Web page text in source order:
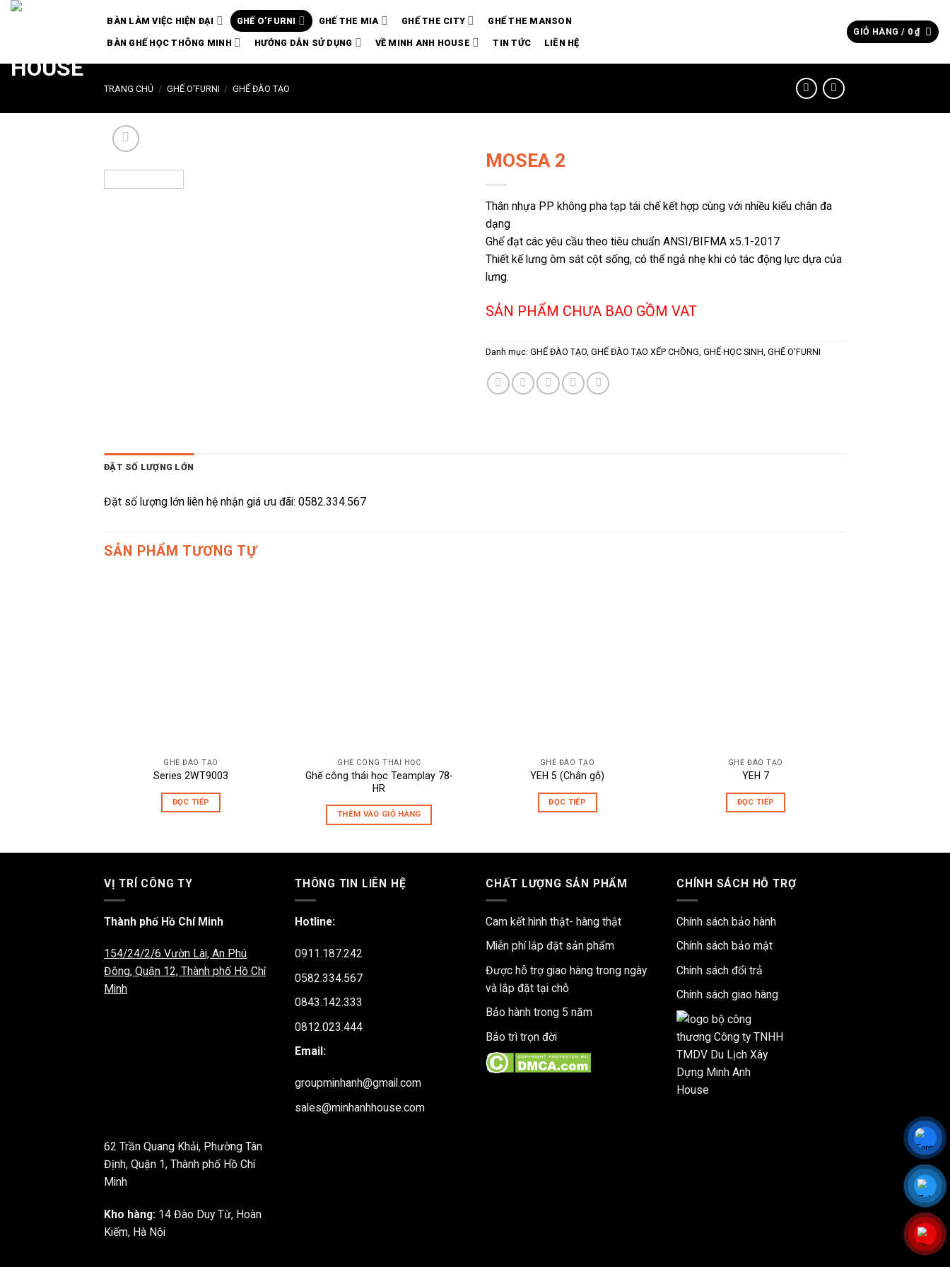
Chuyển
dung
BÀN LÀM VIỆC HIỆN ĐẠI GHẾ O’FURNI GHẾ THE MIA GHẾ THE CITY GHẾ THE MANSON
BÀN GHẾ HỌC THÔNG MINH HƯỚNG DẪN SỬ DỤNG VỀ MINH ANH HOUSE TIN TỨC LIÊN HỆ
GIỎ HÀNG / 0₫
TRANG CHỦ / GHẾ O'FURNI / GHẾ ĐÀO TẠO
MOSEA 2
Thân nhựa PP không pha tạp tái chế kết hợp cùng với nhiều kiểu chân đa
dạng
Ghế đạt các yêu cầu theo tiêu chuẩn ANSI/BIFMA x5.1-2017
Thiết kế lưng ôm sát cột sống, có thể ngả nhẹ khi có tác động lực dựa của
lưng.
SẢN PHẨM CHƯA BAO GỒM VAT
Danh mục: GHẾ ĐÀO TẠO, GHẾ ĐÀO TẠO XẾP CHỒNG, GHẾ HỌC SINH, GHẾ O'FURNI
ĐẶT SỐ LƯỢNG LỚN
Đặt số lượng lớn liên hệ nhận giá ưu đãi: 0582.334.567
SẢN PHẨM TƯƠNG TỰ
GHẾ ĐÀO TẠO
Series 2WT9003
ĐỌC TIẾP
GHẾ CÔNG THÁI HỌC
Ghế công thái học Teamplay 78-
HR
THÊM VÀO GIỎ HÀNG
GHẾ ĐÀO TẠO
YEH 5 (Chân gỗ)
ĐỌC TIẾP
GHẾ ĐÀO TẠO
YEH 7
ĐỌC TIẾP
VỊ TRÍ CÔNG TY
Thành phố Hồ Chí Minh
154/24/2/6 Vườn Lài, An Phú
Đông, Quận 12, Thành phố Hồ Chí
Minh
62 Trần Quang Khải, Phường Tân
Định, Quận 1, Thành phố Hồ Chí
Minh
Kho hàng: 14 Đào Duy Từ, Hoàn
Kiếm, Hà Nội
THÔNG TIN LIÊN HỆ
Hotline:
0911.187.242
0582.334.567
0843.142.333
0812.023.444
Email:
groupminhanh@gmail.com
sales@minhanhhouse.com
CHẤT LƯỢNG SẢN PHẨM
Cam kết hình thật- hàng thật
Miễn phí lắp đặt sản phẩm
Được hỗ trợ giao hàng trong ngày
và lắp đặt tại chỗ
Bảo hành trong 5 năm
Bảo trì trọn đời
CHÍNH SÁCH HỖ TRỢ
Chính sách bảo hành
Chính sách bảo mật
Chính sách đổi trả
Chính sách giao hàng